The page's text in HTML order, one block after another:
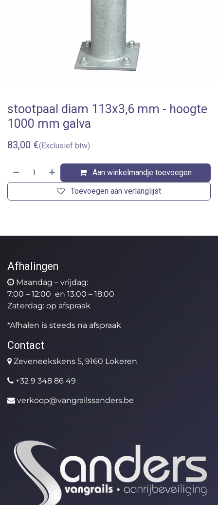
stootpaal diam 113x3,6 mm - hoogte
1000 mm galva
83,00 €(Exclusief btw)
Aan winkelmandje toevoegen
Toevoegen aan verlanglijst
Afhalingen
Maandag – vrijdag:
7:00 – 12:00 en 13:00 – 18:00
Zaterdag: op afspraak
*Afhalen is steeds na afspraak
Contact
Zeveneekskens 5, 9160 Lokeren
+32 9 348 86 49
verkoop@vangrailssanders.be